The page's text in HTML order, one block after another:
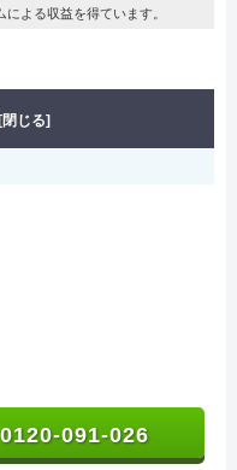
よる収益を得ています。
じる]
0120-091-026